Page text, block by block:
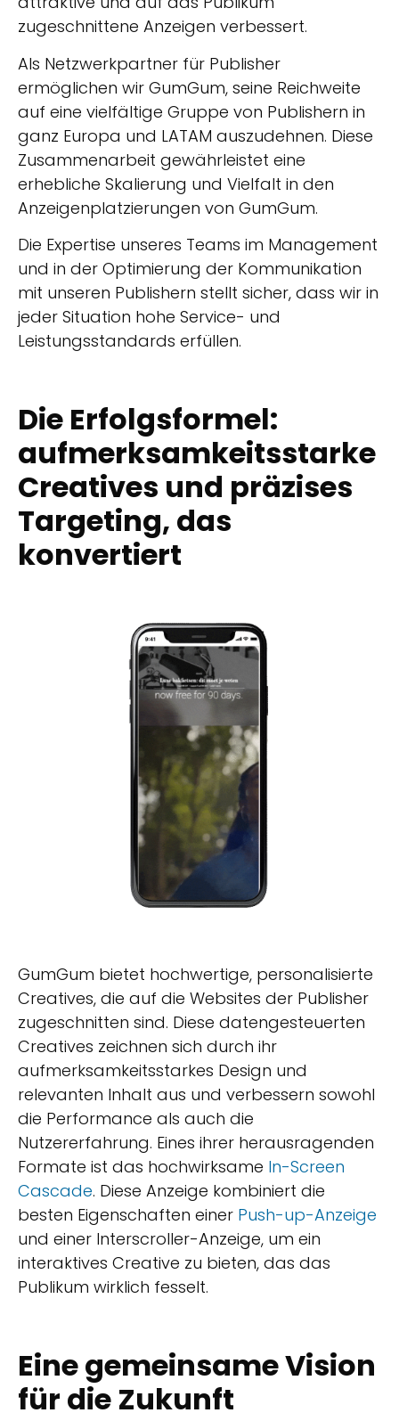
zugeschnittene Anzeigen verbessert.
Als Netzwerkpartner für Publisher
ermöglichen wir GumGum, seine Reichweite
auf eine vielfältige Gruppe von Publishern in
ganz Europa und LATAM auszudehnen. Diese
Zusammenarbeit gewährleistet eine
erhebliche Skalierung und Vielfalt in den
Anzeigenplatzierungen von GumGum.
Die Expertise unseres Teams im Management
und in der Optimierung der Kommunikation
mit unseren Publishern stellt sicher, dass wir in
jeder Situation hohe Service- und
Leistungsstandards erfüllen.
Die Erfolgsformel:
aufmerksamkeitsstarke
Creatives und präzises
Targeting, das
konvertiert
GumGum bietet hochwertige, personalisierte
Creatives, die auf die Websites der Publisher
zugeschnitten sind. Diese datengesteuerten
Creatives zeichnen sich durch ihr
aufmerksamkeitsstarkes Design und
relevanten Inhalt aus und verbessern sowohl
die Performance als auch die
Nutzererfahrung. Eines ihrer herausragenden
Formate ist das hochwirksame In-Screen
Cascade. Diese Anzeige kombiniert die
besten Eigenschaften einer Push-up-Anzeige
und einer Interscroller-Anzeige, um ein
interaktives Creative zu bieten, das das
Publikum wirklich fesselt.
Eine gemeinsame Vision
für die Zukunft